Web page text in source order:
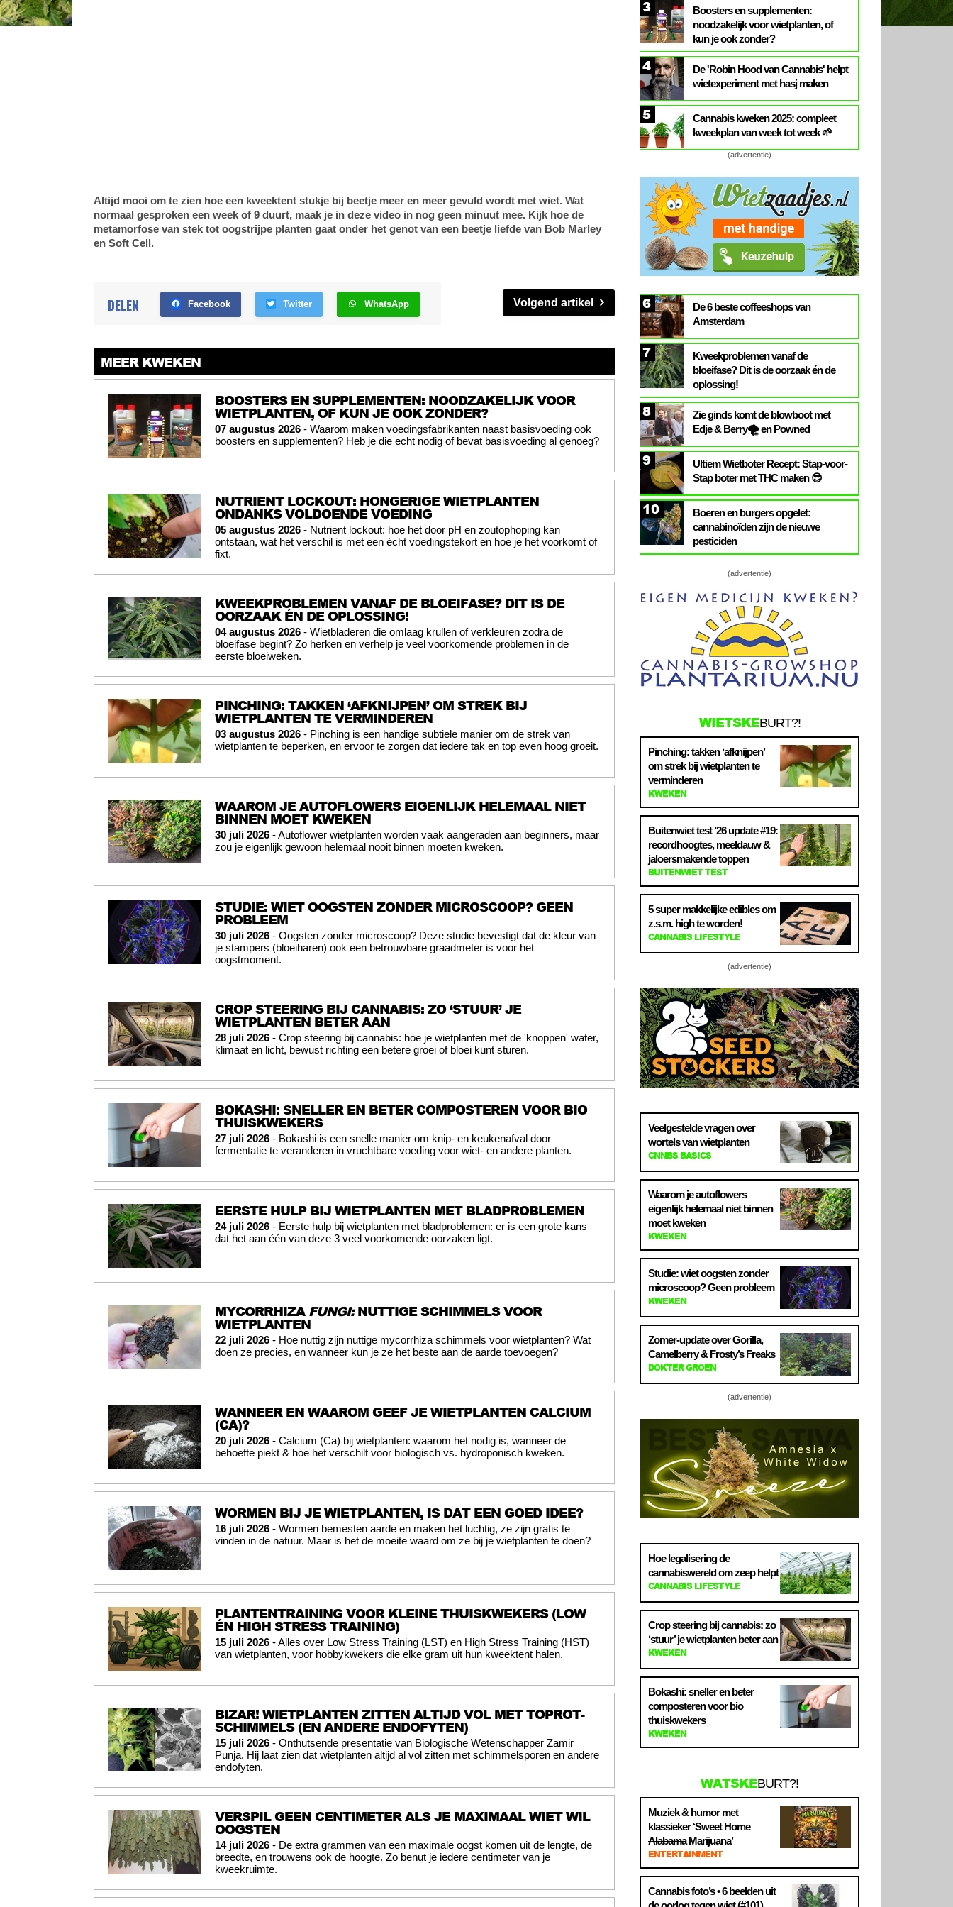
Altijd mooi om te zien hoe een kweektent stukje bij beetje meer en meer gevuld wordt met wiet. Wat
normaal gesproken een week of 9 duurt, maak je in deze video in nog geen minuut mee. Kijk hoe de
metamorfose van stek tot oogstrijpe planten gaat onder het genot van een beetje liefde van Bob Marley
en Soft Cell.
DELEN Facebook Twitter WhatsApp Volgend artikel
MEER KWEKEN
BOOSTERS EN SUPPLEMENTEN: NOODZAKELIJK VOOR
WIETPLANTEN, OF KUN JE OOK ZONDER?
07 augustus 2026 - Waarom maken voedingsfabrikanten naast basisvoeding ook
boosters en supplementen? Heb je die echt nodig of bevat basisvoeding al genoeg?
NUTRIENT LOCKOUT: HONGERIGE WIETPLANTEN
ONDANKS VOLDOENDE VOEDING
05 augustus 2026 - Nutrient lockout: hoe het door pH en zoutophoping kan
ontstaan, wat het verschil is met een écht voedingstekort en hoe je het voorkomt of
fixt.
KWEEKPROBLEMEN VANAF DE BLOEIFASE? DIT IS DE
OORZAAK ÉN DE OPLOSSING!
04 augustus 2026 - Wietbladeren die omlaag krullen of verkleuren zodra de
bloeifase begint? Zo herken en verhelp je veel voorkomende problemen in de
eerste bloeiweken.
PINCHING: TAKKEN ‘AFKNIJPEN’ OM STREK BIJ
WIETPLANTEN TE VERMINDEREN
03 augustus 2026 - Pinching is een handige subtiele manier om de strek van
wietplanten te beperken, en ervoor te zorgen dat iedere tak en top even hoog groeit.
WAAROM JE AUTOFLOWERS EIGENLIJK HELEMAAL NIET
BINNEN MOET KWEKEN
30 juli 2026 - Autoflower wietplanten worden vaak aangeraden aan beginners, maar
zou je eigenlijk gewoon helemaal nooit binnen moeten kweken.
STUDIE: WIET OOGSTEN ZONDER MICROSCOOP? GEEN
PROBLEEM
30 juli 2026 - Oogsten zonder microscoop? Deze studie bevestigt dat de kleur van
je stampers (bloeiharen) ook een betrouwbare graadmeter is voor het
oogstmoment.
CROP STEERING BIJ CANNABIS: ZO ‘STUUR’ JE
WIETPLANTEN BETER AAN
28 juli 2026 - Crop steering bij cannabis: hoe je wietplanten met de 'knoppen' water,
klimaat en licht, bewust richting een betere groei of bloei kunt sturen.
BOKASHI: SNELLER EN BETER COMPOSTEREN VOOR BIO
THUISKWEKERS
27 juli 2026 - Bokashi is een snelle manier om knip- en keukenafval door
fermentatie te veranderen in vruchtbare voeding voor wiet- en andere planten.
EERSTE HULP BIJ WIETPLANTEN MET BLADPROBLEMEN
24 juli 2026 - Eerste hulp bij wietplanten met bladproblemen: er is een grote kans
dat het aan één van deze 3 veel voorkomende oorzaken ligt.
MYCORRHIZAFUNGI:NUTTIGE SCHIMMELS VOOR
WIETPLANTEN
22 juli 2026 - Hoe nuttig zijn nuttige mycorrhiza schimmels voor wietplanten? Wat
doen ze precies, en wanneer kun je ze het beste aan de aarde toevoegen?
WANNEER EN WAAROM GEEF JE WIETPLANTEN CALCIUM
(CA)?
20 juli 2026 - Calcium (Ca) bij wietplanten: waarom het nodig is, wanneer de
behoefte piekt & hoe het verschilt voor biologisch vs. hydroponisch kweken.
WORMEN BIJ JE WIETPLANTEN, IS DAT EEN GOED IDEE?
16 juli 2026 - Wormen bemesten aarde en maken het luchtig, ze zijn gratis te
vinden in de natuur. Maar is het de moeite waard om ze bij je wietplanten te doen?
PLANTENTRAINING VOOR KLEINE THUISKWEKERS (LOW
ÉN HIGH STRESS TRAINING)
15 juli 2026 - Alles over Low Stress Training (LST) en High Stress Training (HST)
van wietplanten, voor hobbykwekers die elke gram uit hun kweektent halen.
BIZAR! WIETPLANTEN ZITTEN ALTIJD VOL MET TOPROT-
SCHIMMELS (EN ANDERE ENDOFYTEN)
15 juli 2026 - Onthutsende presentatie van Biologische Wetenschapper Zamir
Punja. Hij laat zien dat wietplanten altijd al vol zitten met schimmelsporen en andere
endofyten.
VERSPIL GEEN CENTIMETER ALS JE MAXIMAAL WIET WIL
OOGSTEN
14 juli 2026 - De extra grammen van een maximale oogst komen uit de lengte, de
breedte, en trouwens ook de hoogte. Zo benut je iedere centimeter van je
kweekruimte.
3
Boosters en supplementen:
noodzakelijk voor wietplanten, of
kun je ook zonder?
4
De 'Robin Hood van Cannabis' helpt
wietexperiment met hasj maken
5
Cannabis kweken 2025: compleet
kweekplan van week tot week 🌱
(advertentie)
6
De 6 beste coffeeshops van
Amsterdam
7
Kweekproblemen vanaf de
bloeifase? Dit is de oorzaak én de
oplossing!
8
Zie ginds komt de blowboot met
Edje & Berry🌪️ en Powned
9
Ultiem Wietboter Recept: Stap-voor-
Stap boter met THC maken 😎
10
Boeren en burgers opgelet:
cannabinoïden zijn de nieuwe
pesticiden
(advertentie)
WIETSKEBURT?!
Pinching: takken ‘afknijpen’
om strek bij wietplanten te
verminderen
KWEKEN
Buitenwiet test ’26 update #19:
recordhoogtes, meeldauw &
jaloersmakende toppen
BUITENWIET TEST
5 super makkelijke edibles om
z.s.m. high te worden!
CANNABIS LIFESTYLE
(advertentie)
Veelgestelde vragen over
wortels van wietplanten
CNNBS BASICS
Waarom je autoflowers
eigenlijk helemaal niet binnen
moet kweken
KWEKEN
Studie: wiet oogsten zonder
microscoop? Geen probleem
KWEKEN
Zomer-update over Gorilla,
Camelberry & Frosty’s Freaks
DOKTER GROEN
(advertentie)
Hoe legalisering de
cannabiswereld om zeep helpt
CANNABIS LIFESTYLE
Crop steering bij cannabis: zo
‘stuur’ je wietplanten beter aan
KWEKEN
Bokashi: sneller en beter
composteren voor bio
thuiskwekers
KWEKEN
WATSKEBURT?!
Muziek & humor met
klassieker ‘Sweet Home
AlabamaMarijuana’
ENTERTAINMENT
Cannabis foto’s • 6 beelden uit